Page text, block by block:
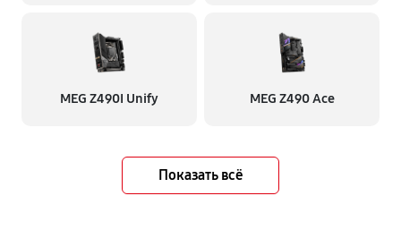
MEG Z490I Unify MEG Z490 Ace
Показать всё